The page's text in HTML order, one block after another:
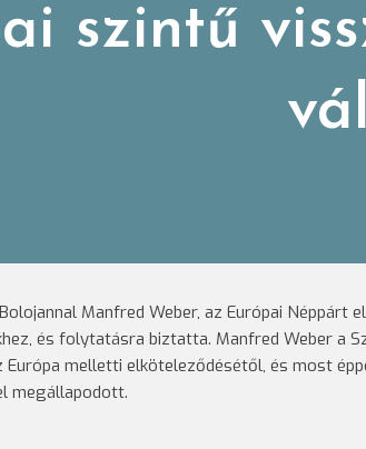
szintű
Manfred Weber, az Európai Néppárt
és folytatásra biztatta. Manfred Weber a
melletti elköteleződésétől, és most
megállapodott.